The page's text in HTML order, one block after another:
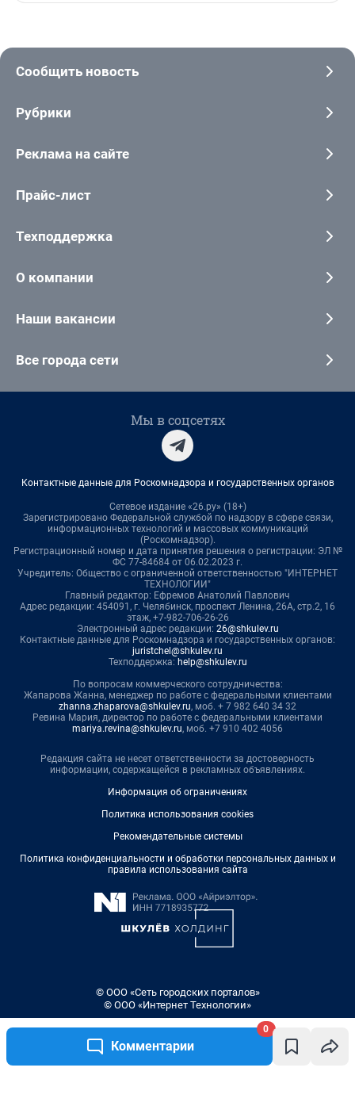
Комментарии
0
Сообщить новость
Рубрики
Реклама на сайте
Прайс-лист
Техподдержка
О компании
Наши вакансии
Все города сети
Мы в соцсетях
Контактные данные для Роскомнадзора и государственных органов
Сетевое издание «26.ру» (18+)
Зарегистрировано Федеральной службой по надзору в сфере связи,
информационных технологий и массовых коммуникаций
(Роскомнадзор).
Регистрационный номер и дата принятия решения о регистрации: ЭЛ №
ФС 77-84684 от 06.02.2023 г.
Учредитель: Общество с ограниченной ответственностью "ИНТЕРНЕТ
ТЕХНОЛОГИИ"
Главный редактор: Ефремов Анатолий Павлович
Адрес редакции: 454091, г. Челябинск, проспект Ленина, 26А, стр.2, 16
этаж, +7-982-706-26-26
Электронный адрес редакции: 26@shkulev.ru
Контактные данные для Роскомнадзора и государственных органов:
juristchel@shkulev.ru
Техподдержка: help@shkulev.ru
По вопросам коммерческого сотрудничества:
Жапарова Жанна, менеджер по работе с федеральными клиентами
zhanna.zhaparova@shkulev.ru, моб. + 7 982 640 34 32
Ревина Мария, директор по работе с федеральными клиентами
mariya.revina@shkulev.ru, моб. +7 910 402 4056
Редакция сайта не несет ответственности за достоверность
информации, содержащейся в рекламных объявлениях.
Информация об ограничениях
Политика использования cookies
Рекомендательные системы
Политика конфиденциальности и обработки персональных данных и
правила использования сайта
© ООО «Сеть городских порталов»
© ООО «Интернет Технологии»